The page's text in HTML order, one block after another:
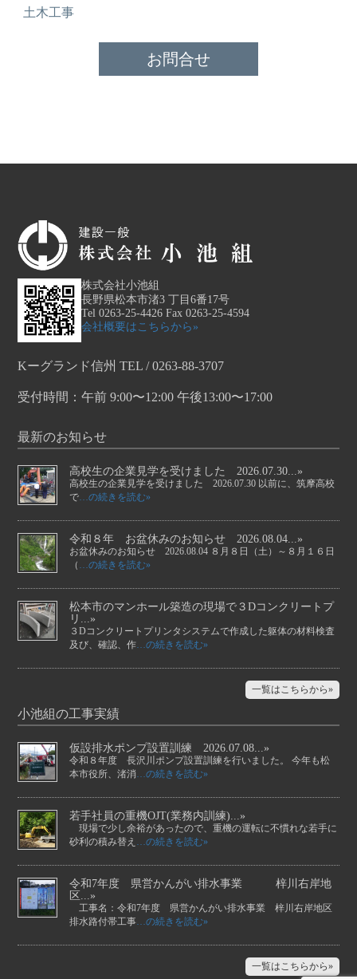
土木工事
お問合せ
株式会社小池組
長野県松本市渚3 丁目6番17号
Tel 0263-25-4426 Fax 0263-25-4594
会社概要はこちらから»
Kーグランド信州 TEL / 0263-88-3707
受付時間：午前 9:00〜12:00 午後13:00〜17:00
最新のお知らせ
高校生の企業見学を受けました 2026.07.30...»
高校生の企業見学を受けました 2026.07.30 以前に、筑摩高校
で…の続きを読む»
令和８年 お盆休みのお知らせ 2026.08.04...»
お盆休みのお知らせ 2026.08.04 ８月８日（土）～８月１６日
（ …の続きを読む»
松本市のマンホール築造の現場で３Dコンクリートプ
リ...»
３Dコンクリートプリンタシステムで作成した躯体の材料検査
及び、確認、作…の続きを読む»
一覧はこちらから»
小池組の工事実績
仮設排水ポンプ設置訓練 2026.07.08...»
令和８年度 長沢川ポンプ設置訓練を行いました。 今年も松
本市役所、渚消…の続きを読む»
若手社員の重機OJT(業務内訓練)...»
現場で少し余裕があったので、重機の運転に不慣れな若手に
砂利の積み替え …の続きを読む»
令和7年度 県営かんがい排水事業 梓川右岸地
区...»
工事名：令和7年度 県営かんがい排水事業 梓川右岸地区
排水路付帯工事…の続きを読む»
一覧はこちらから»